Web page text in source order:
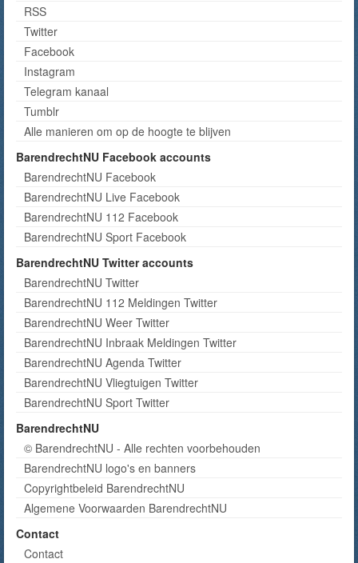
RSS
Twitter
Facebook
Instagram
Telegram kanaal
Tumblr
Alle manieren om op de hoogte te blijven
BarendrechtNU Facebook accounts
BarendrechtNU Facebook
BarendrechtNU Live Facebook
BarendrechtNU 112 Facebook
BarendrechtNU Sport Facebook
BarendrechtNU Twitter accounts
BarendrechtNU Twitter
BarendrechtNU 112 Meldingen Twitter
BarendrechtNU Weer Twitter
BarendrechtNU Inbraak Meldingen Twitter
BarendrechtNU Agenda Twitter
BarendrechtNU Vliegtuigen Twitter
BarendrechtNU Sport Twitter
BarendrechtNU
© BarendrechtNU - Alle rechten voorbehouden
BarendrechtNU logo's en banners
Copyrightbeleid BarendrechtNU
Algemene Voorwaarden BarendrechtNU
Contact
Contact